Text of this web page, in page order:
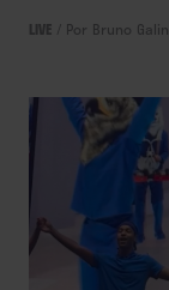
LIVE Por Bruno